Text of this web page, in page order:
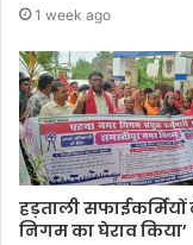
1 week ago
हड़ताली
निगम का घेराव किया’